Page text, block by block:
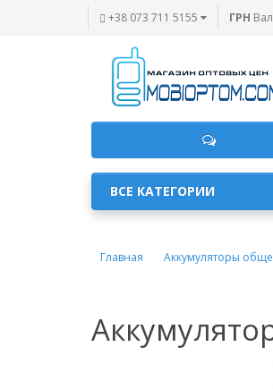
+38 073 711 5155 ГРН
ВСЕ КАТЕГОРИИ
Главная Аккумуляторы